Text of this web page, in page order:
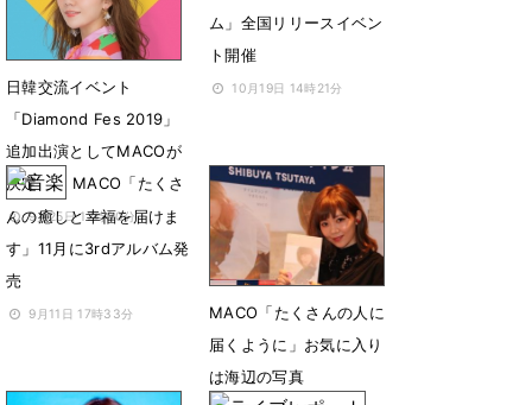
日韓交流イベント
「Diamond Fes 2019」
追加出演としてMACOが
決定
9月25日 12時00分
ム」全国リリースイベン
ト開催
10月19日 14時21分
MACO「たくさ
んの癒しと幸福を届けま
す」11月に3rdアルバム発
売
9月11日 17時33分
MACO「たくさんの人に
届くように」お気に入り
は海辺の写真